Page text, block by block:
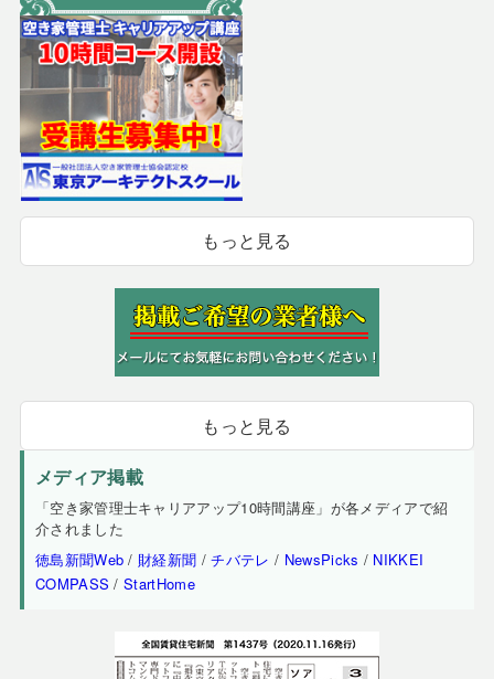
もっと見る
もっと見る
メディア掲載
「空き家管理士キャリアアップ10時間講座」が各メディアで紹
介されました
徳島新聞Web / 財経新聞 /チバテレ / NewsPicks / NIKKEI
COMPASS /StartHome